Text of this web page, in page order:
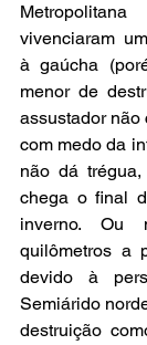
vivenciaram
à gaúcha
menor de
assustador não
com medo da
não dá
chega o final
inverno. Ou
quilômetros a
devido à
Semiárido
destruição